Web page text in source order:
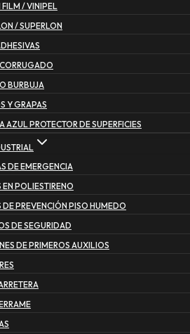
FILM / VINIPEL
/ SUPERLON
BURBUJA
Y GRAPAS
AZUL PROTECTOR DE SUPERFICIES
DE EMERGENCIA
EN POLIESTIRENO
DE PREVENCIÓN PISO HUMEDO
DE SEGURIDAD
DE PRIMEROS AUXILIOS